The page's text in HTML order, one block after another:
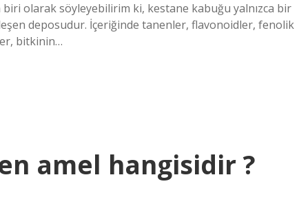
olarak söyleyebilirim ki, kestane kabuğu yalnızca bir
deposudur. İçeriğinde tanenler, flavonoidler, fenolik
bitkinin…
amel hangisidir ?